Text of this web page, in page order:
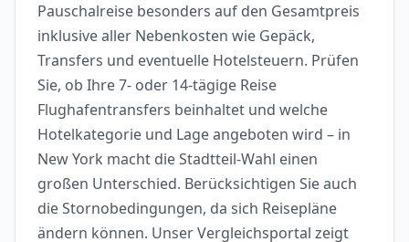
Pauschalreise besonders auf den Gesamtpreis
inklusive aller Nebenkosten wie Gepäck,
Transfers und eventuelle Hotelsteuern. Prüfen
Sie, ob Ihre 7- oder 14-tägige Reise
Flughafentransfers beinhaltet und welche
Hotelkategorie und Lage angeboten wird – in
New York macht die Stadtteil-Wahl einen
großen Unterschied. Berücksichtigen Sie auch
die Stornobedingungen, da sich Reisepläne
ändern können. Unser Vergleichsportal zeigt